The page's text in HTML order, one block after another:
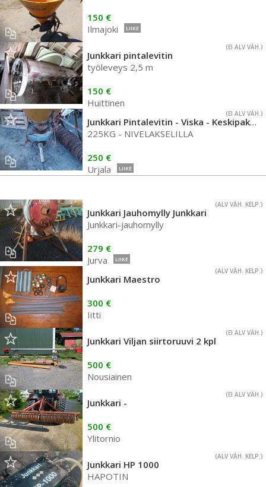
150 €
Ilmajoki
LIIKE
(EI ALV VÄH.)
Junkkari pintalevitin
työleveys 2,5 m
150 €
Huittinen
(EI ALV VÄH.)
Junkkari Pintalevitin - Viska - Keskipakolevitin
225KG - NIVELAKSELILLA
250 €
Urjala
LIIKE
(ALV VÄH. KELP.)
Junkkari Jauhomylly Junkkari
Junkkari-jauhomylly
279 €
Jurva
LIIKE
(ALV VÄH. KELP.)
Junkkari Maestro
300 €
Iitti
(EI ALV VÄH.)
Junkkari Viljan siirtoruuvi 2 kpl
500 €
Nousiainen
(EI ALV VÄH.)
Junkkari -
500 €
Ylitornio
(ALV VÄH. KELP.)
Junkkari HP 1000
HAPOTIN